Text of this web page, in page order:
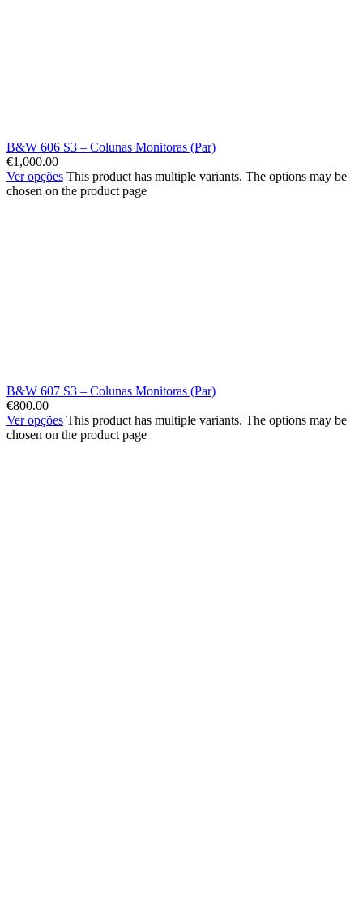
B&W 606 S3 – Colunas Monitoras (Par)
€1,000.00
Ver opções This product has multiple variants. The options may be
chosen on the product page
B&W 607 S3 – Colunas Monitoras (Par)
€800.00
Ver opções This product has multiple variants. The options may be
chosen on the product page